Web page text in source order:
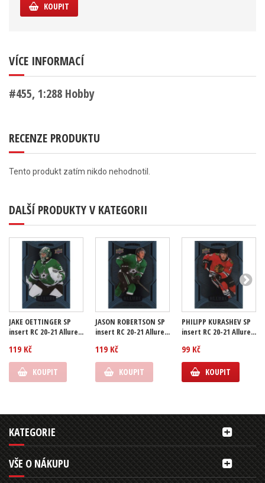
KOUPIT
VÍCE INFORMACÍ
#455, 1:288 Hobby
RECENZE PRODUKTU
Tento produkt zatím nikdo nehodnotil.
DALŠÍ PRODUKTY V KATEGORII
JAKE OETTINGER SP
insert RC 20-21 Allure...
119 Kč
KOUPIT
JASON ROBERTSON SP
insert RC 20-21 Allure...
119 Kč
KOUPIT
PHILIPP KURASHEV SP
insert RC 20-21 Allure...
99 Kč
KOUPIT
KATEGORIE
VŠE O NÁKUPU